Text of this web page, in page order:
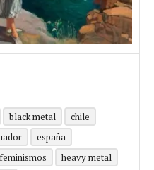
black metal
chile
españa
feminismos
heavy metal